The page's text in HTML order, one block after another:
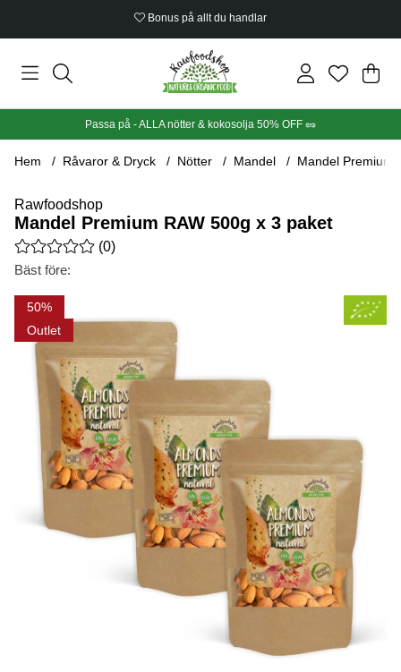
Bonus på allt du handlar
Din
.
Passa på - ALLA nötter & kokosolja 50% OFF 🥜
Hem Råvaror & Dryck Nötter Mandel Mandel Premium
Rawfoodshop
Mandel Premium RAW 500g x 3 paket
Medelbetyg 0 av 5 Antal betyg 0
(0)
Bäst före:
50
Outlet
Produktbilder Mandel Premium RAW 500g x 3 paket